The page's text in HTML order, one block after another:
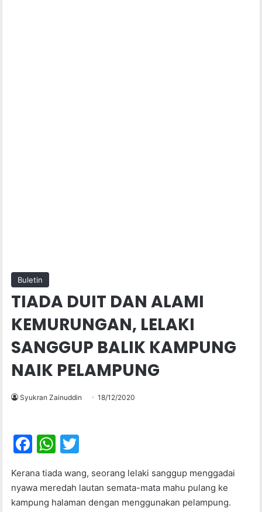
Buletin
TIADA DUIT DAN ALAMI
KEMURUNGAN, LELAKI
SANGGUP BALIK KAMPUNG
NAIK PELAMPUNG
Syukran Zainuddin 18/12/2020
F
c
e
W
at
s
itt
er
Kerana tiada wang, seorang lelaki sanggup menggadai
nyawa meredah lautan semata-mata mahu pulang ke
kampung halaman dengan menggunakan pelampung.